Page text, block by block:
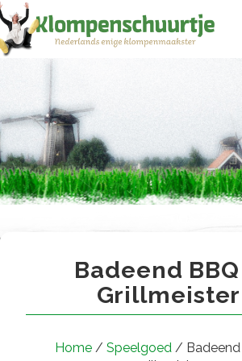
naar
de
Badeend BBQ /
Badeend
Grillmeister
Home/ Speelgoed/